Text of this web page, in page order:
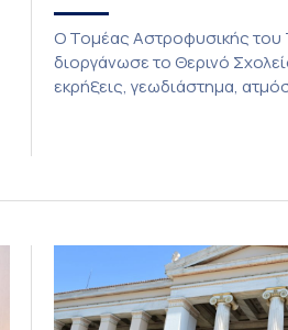
Ο Τομέας Αστροφυσικής του
διοργάνωσε το Θερινό
εκρήξεις, γεωδιάστημα,
της Βουλής των Ελλήνων για
Εθνικής Συμφιλίωσης, σε